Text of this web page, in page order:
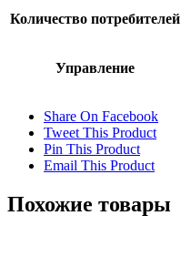
Количество потребителей
Управление
Share On Facebook
Tweet This Product
Pin This Product
Email This Product
Похожие товары